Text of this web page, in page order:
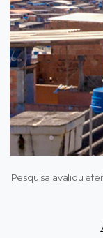
Pesquisa avaliou